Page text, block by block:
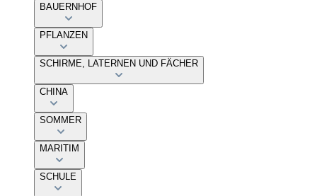
BAUERNHOF
PFLANZEN
SCHIRME, LATERNEN UND FÄCHER
CHINA
SOMMER
MARITIM
SCHULE